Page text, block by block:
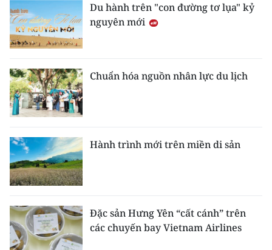
Du hành trên "con đường tơ lụa" kỷ
nguyên mới
Chuẩn hóa nguồn nhân lực du lịch
Hành trình mới trên miền di sản
Đặc sản Hưng Yên “cất cánh” trên
các chuyến bay Vietnam Airlines